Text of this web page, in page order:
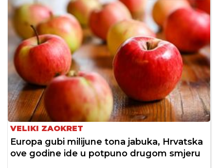
VELIKI ZAOKRET
Europa gubi milijune tona jabuka, Hrvatska
ove godine ide u potpuno drugom smjeru